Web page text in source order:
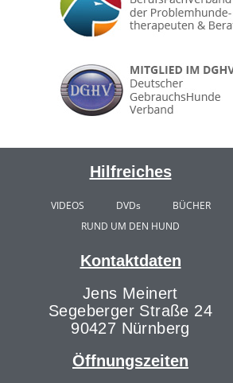
Hilfreiches
VIDEOS DVDs
BÜCHER
RUND UM DEN HUND
Kontaktdaten
Jens Meinert
Segeberger Straße 24
90427 Nürnberg
Öffnungszeiten